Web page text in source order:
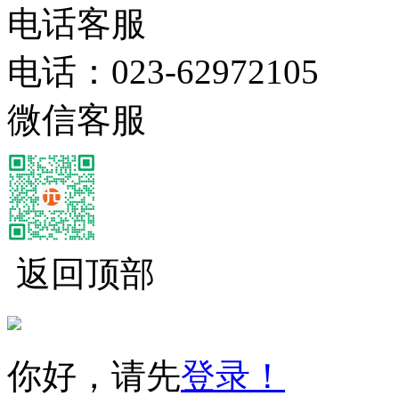
电话客服
电话： 023-62972105
微信客服
返回顶部
你好，请先登录！